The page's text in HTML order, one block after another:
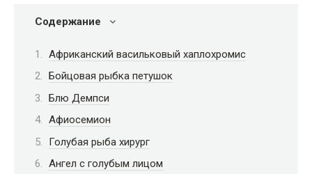
Содержание
Африканский васильковый хаплохромис
Бойцовая рыбка петушок
Блю Демпси
Афиосемион
Голубая рыба хирург
Ангел с голубым лицом